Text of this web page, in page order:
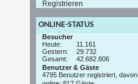
Registrieren
ONLINE-STATUS
Besucher
Heute:
11.161
Gestern:
29.732
Gesamt:
42.682.806
Benutzer & Gäste
4795 Benutzer registriert, davon